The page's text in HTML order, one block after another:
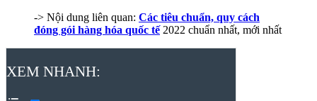
-> Nội dung liên quan: Các tiêu chuẩn, quy cách
đóng gói hàng hóa quốc tế2022 chuẩn nhất, mới nhất
XEM NHANH: